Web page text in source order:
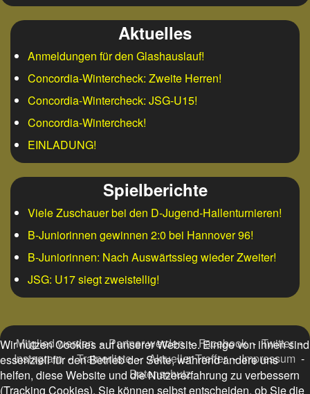
Aktuelles
Anmeldungen für den Glashauslauf!
Concordia-Wintercheck: Zweite Herren!
Concordia-Wintercheck: JSG-U15!
Concordia-Wintercheck!
EINLADUNG!
Spielberichte
Viele Zuschauer bei den D-Jugend-Hallenturnieren!
B-Juniorinnen gewinnen 2:0 bei Hannover 96!
B-Juniorinnen: Nach Auswärtssieg wieder Zweiter!
JSG: U17 siegt zweistellig!
Mitglied werden-Partner werden-Facebook-Twitter-
Instagram-Trainerliste-Aktueller Treffer-Impressum -
Datenschutz
Wir nutzen Cookies auf unserer Website. Einige von ihnen sind
essenziell für den Betrieb der Seite, während andere uns
helfen, diese Website und die Nutzererfahrung zu verbessern
(Tracking Cookies). Sie können selbst entscheiden, ob Sie die